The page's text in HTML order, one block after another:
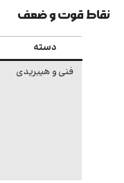
نقاط قوت و ضعف
دسته
فنی و هیبریدی